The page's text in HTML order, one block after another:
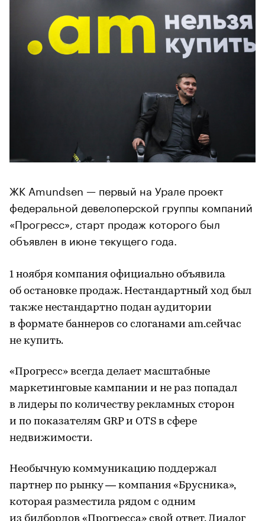
ЖК Amundsen — первый на Урале проект
федеральной девелоперской группы компаний
«Прогресс», старт продаж которого был
объявлен в июне текущего года.
1 ноября компания официально объявила
об остановке продаж. Нестандартный ход был
также нестандартно подан аудитории
в формате баннеров со слоганами am.сейчас
не купить.
«Прогресс» всегда делает масштабные
маркетинговые кампании и не раз попадал
в лидеры по количеству рекламных сторон
и по показателям GRP и OTS в сфере
недвижимости.
Необычную коммуникацию поддержал
партнер по рынку — компания «Брусника»,
которая разместила рядом с одним